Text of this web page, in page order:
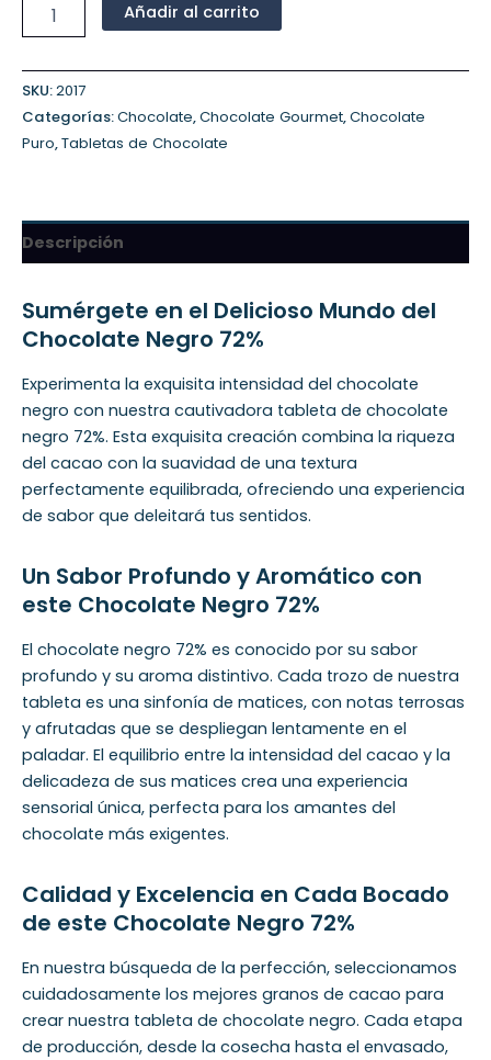
Añadir al carrito
SKU:2017
Categorías:Chocolate,Chocolate Gourmet,Chocolate
Puro,Tabletas de Chocolate
Descripción
Sumérgete en el Delicioso Mundo del
Chocolate Negro 72%
Experimenta la exquisita intensidad del chocolate
negro con nuestra cautivadora tableta de chocolate
negro 72%. Esta exquisita creación combina la riqueza
del cacao con la suavidad de una textura
perfectamente equilibrada, ofreciendo una experiencia
de sabor que deleitará tus sentidos.
Un Sabor Profundo y Aromático con
este Chocolate Negro 72%
El chocolate negro 72% es conocido por su sabor
profundo y su aroma distintivo. Cada trozo de nuestra
tableta es una sinfonía de matices, con notas terrosas
y afrutadas que se despliegan lentamente en el
paladar. El equilibrio entre la intensidad del cacao y la
delicadeza de sus matices crea una experiencia
sensorial única, perfecta para los amantes del
chocolate más exigentes.
Calidad y Excelencia en Cada Bocado
de este Chocolate Negro 72%
En nuestra búsqueda de la perfección, seleccionamos
cuidadosamente los mejores granos de cacao para
crear nuestra tableta de chocolate negro. Cada etapa
de producción, desde la cosecha hasta el envasado,